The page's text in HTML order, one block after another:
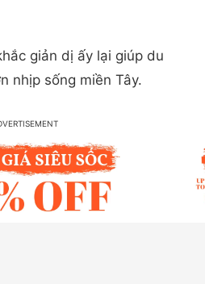
giản dị ấy lại giúp du
nhịp sống miền Tây.